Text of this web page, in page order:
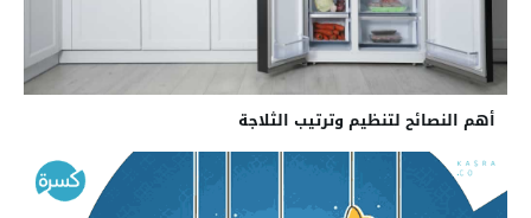
أهم النصائح لتنظيم وترتيب الثلاجة